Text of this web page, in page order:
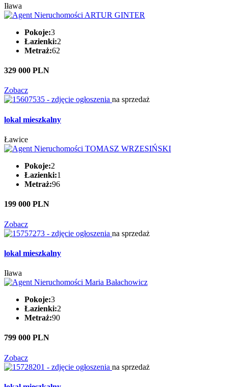
Iława
Pokoje:3
Łazienki:2
Metraż:62
329 000 PLN
Zobacz
na sprzedaż
lokal mieszkalny
Ławice
Pokoje:2
Łazienki:1
Metraż:96
199 000 PLN
Zobacz
na sprzedaż
lokal mieszkalny
Iława
Pokoje:3
Łazienki:2
Metraż:90
799 000 PLN
Zobacz
na sprzedaż